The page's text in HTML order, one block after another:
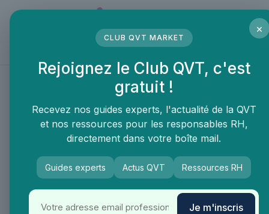
×
CLUB QVT MARKET
Rejoignez le Club QVT, c'est
gratuit !
Recevez nos guides experts, l'actualité de la QVT
et nos ressources pour les responsables RH,
directement dans votre boîte mail.
Guides experts Actus QVT Ressources RH
Je m'inscris
Panneau de gestion des cookies